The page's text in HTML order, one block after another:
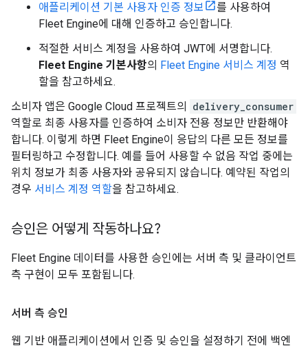
애플리케이션 기본 사용자 인증 정보
를 사용하여
Fleet Engine에 대해 인증하고 승인합니다.
적절한 서비스 계정을 사용하여 JWT에 서명합니다.
Fleet Engine 기본사항의 Fleet Engine 서비스 계정 역
할을 참고하세요.
소비자 앱은 Google Cloud 프로젝트의
delivery_consumer
역할로 최종 사용자를 인증하여 소비자 전용 정보만 반환해야
합니다. 이렇게 하면 Fleet Engine이 응답의 다른 모든 정보를
필터링하고 수정합니다. 예를 들어 사용할 수 없음 작업 중에는
위치 정보가 최종 사용자와 공유되지 않습니다. 예약된 작업의
경우 서비스 계정 역할을 참고하세요.
승인은 어떻게 작동하나요?
Fleet Engine 데이터를 사용한 승인에는 서버 측 및 클라이언트
측 구현이 모두 포함됩니다.
서버 측 승인
웹 기반 애플리케이션에서 인증 및 승인을 설정하기 전에 백엔